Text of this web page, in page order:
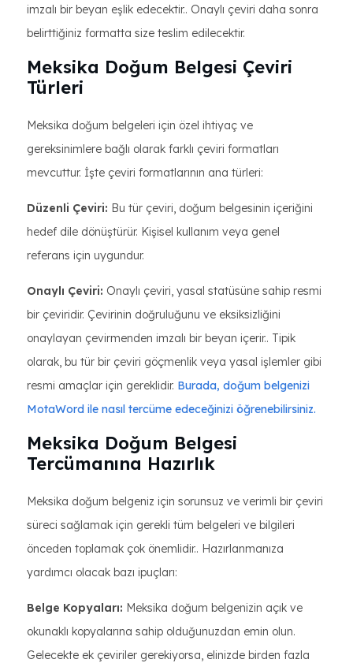
imzalı bir beyan eşlik edecektir.. Onaylı çeviri daha sonra
belirttiğiniz formatta size teslim edilecektir.
Meksika Doğum Belgesi Çeviri
Türleri
Meksika doğum belgeleri için özel ihtiyaç ve
gereksinimlere bağlı olarak farklı çeviri formatları
mevcuttur. İşte çeviri formatlarının ana türleri:
Düzenli Çeviri: Bu tür çeviri, doğum belgesinin içeriğini
hedef dile dönüştürür. Kişisel kullanım veya genel
referans için uygundur.
Onaylı Çeviri: Onaylı çeviri, yasal statüsüne sahip resmi
bir çeviridir. Çevirinin doğruluğunu ve eksiksizliğini
onaylayan çevirmenden imzalı bir beyan içerir.. Tipik
olarak, bu tür bir çeviri göçmenlik veya yasal işlemler gibi
resmi amaçlar için gereklidir. Burada, doğum belgenizi
MotaWord ile nasıl tercüme edeceğinizi öğrenebilirsiniz.
Meksika Doğum Belgesi
Tercümanına Hazırlık
Meksika doğum belgeniz için sorunsuz ve verimli bir çeviri
süreci sağlamak için gerekli tüm belgeleri ve bilgileri
önceden toplamak çok önemlidir.. Hazırlanmanıza
yardımcı olacak bazı ipuçları:
Belge Kopyaları: Meksika doğum belgenizin açık ve
okunaklı kopyalarına sahip olduğunuzdan emin olun.
Gelecekte ek çeviriler gerekiyorsa, elinizde birden fazla